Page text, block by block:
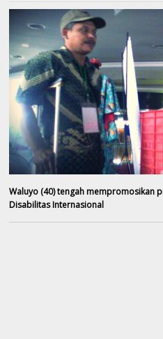
Waluyo (40) tengah mempromosikan
Disabilitas Internasional